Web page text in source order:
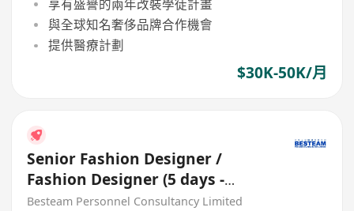
享有盛譽的兩年改裝學徒計畫
與全球知名奢侈品牌合作機會
提供醫療計劃
$30K-50K/月
Senior Fashion Designer /
Fashion Designer (5 days -
Woven / Knit / Sweater)
Besteam Personnel Consultancy Limited